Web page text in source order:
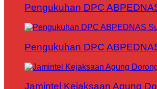
Pengukuhan DPC
Pengukuhan DPC
Jamintel Kejaksaan Agung